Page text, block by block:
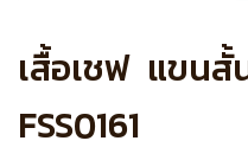
เสื้อเชฟ แขนสั้
FSS0161